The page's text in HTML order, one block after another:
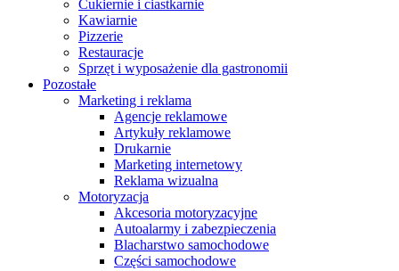
Cukiernie i ciastkarnie
Kawiarnie
Pizzerie
Restauracje
Sprzęt i wyposażenie dla gastronomii
Pozostałe
Marketing i reklama
Agencje reklamowe
Artykuły reklamowe
Drukarnie
Marketing internetowy
Reklama wizualna
Motoryzacja
Akcesoria motoryzacyjne
Autoalarmy i zabezpieczenia
Blacharstwo samochodowe
Części samochodowe